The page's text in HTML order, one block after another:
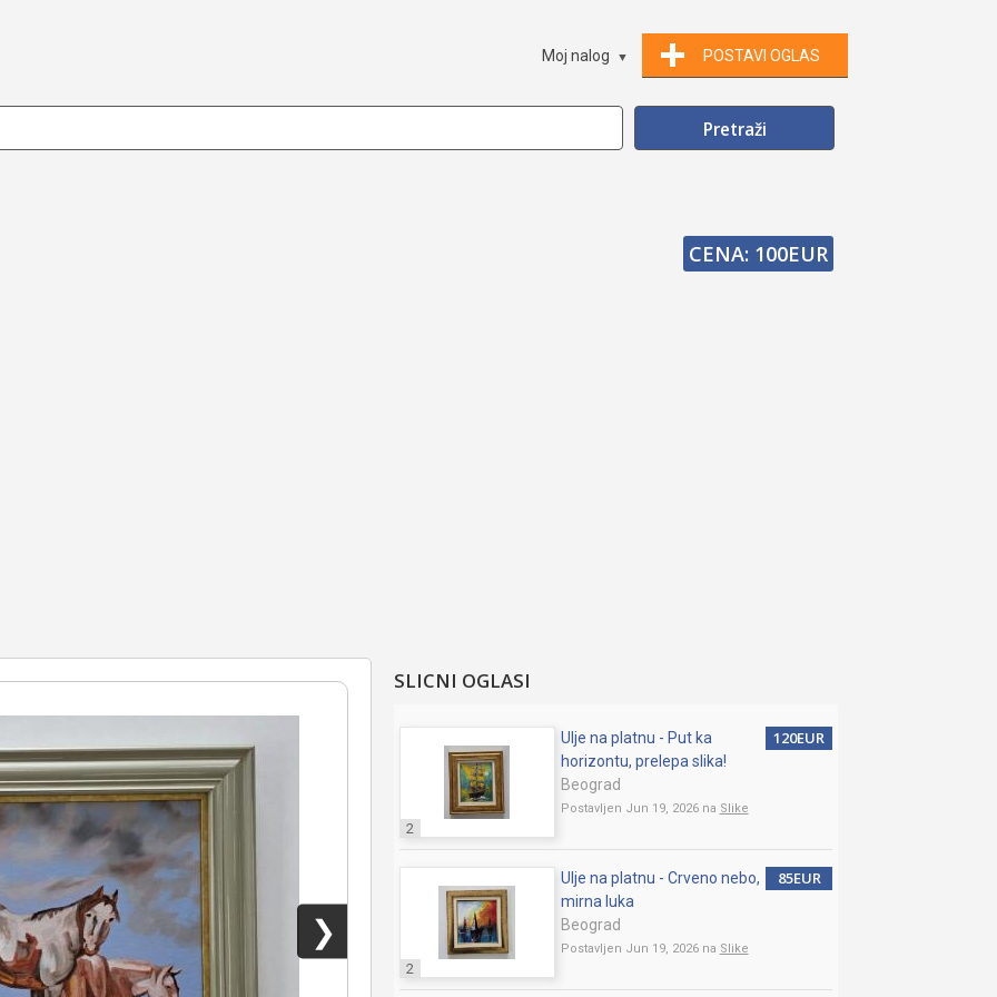
POSTAVI OGLAS
Moj nalog
CENA: 100EUR
❯
SLICNI OGLASI
2
Ulje na platnu - Put ka
horizontu, prelepa slika!
Beograd
Postavljen Jun 19, 2026 na Slike
120EUR
2
Ulje na platnu - Crveno nebo,
mirna luka
Beograd
Postavljen Jun 19, 2026 na Slike
85EUR